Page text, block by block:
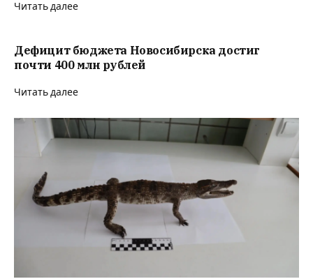
Читать далее
Дефицит бюджета Новосибирска достиг
почти 400 млн рублей
Читать далее